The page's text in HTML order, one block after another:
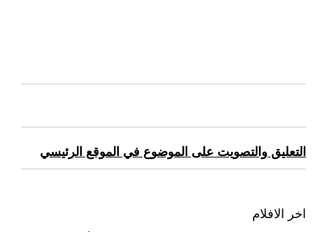
التعليق والتصويت على الموضوع في الموقع الرئيسي
اخر الافلام